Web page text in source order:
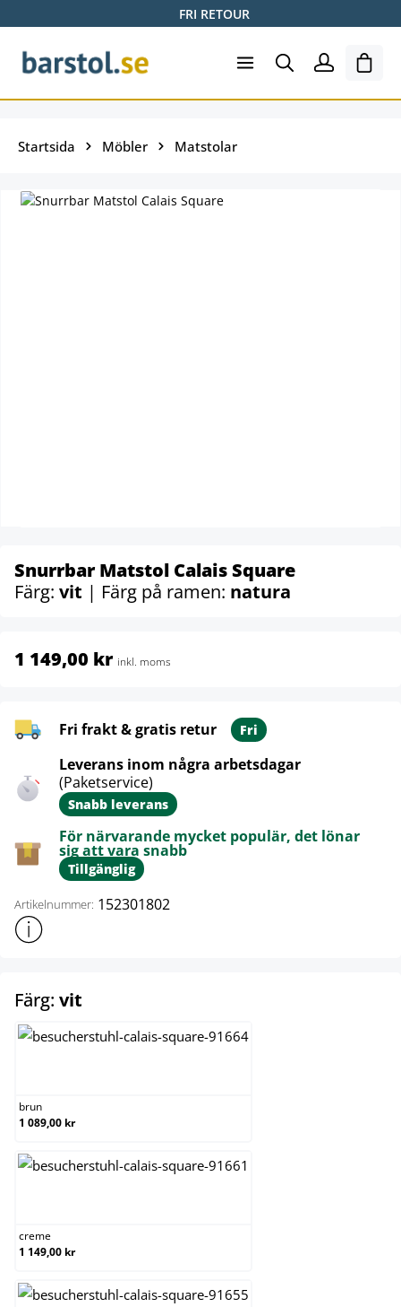
FRI RETOUR
Startsida Möbler Matstolar
Snurrbar Matstol Calais Square
Färg: vit | Färg på ramen: natura
1 149,00 kr inkl. moms
Fri frakt & gratis retur Fri
Leverans inom några arbetsdagar
(Paketservice)
Snabb leverans
För närvarande mycket populär, det lönar
sig att vara snabb
Tillgänglig
Artikelnummer: 152301802
Visa mer produktinformation
Färg: vit
brun
1 089,00 kr
creme
1 149,00 kr